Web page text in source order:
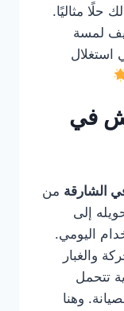
حلًا مثاليًا.
لمسة
استغلال
في
الشارقة من
إلى
اليومي.
والغبار
تتحمل
وهنا